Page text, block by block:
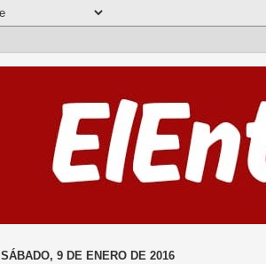
SÁBADO, 9 DE ENERO DE 2016